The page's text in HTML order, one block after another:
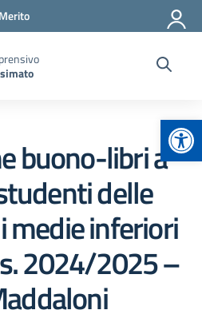
buono-libri a
delle
medie inferiori
2024/2025 –